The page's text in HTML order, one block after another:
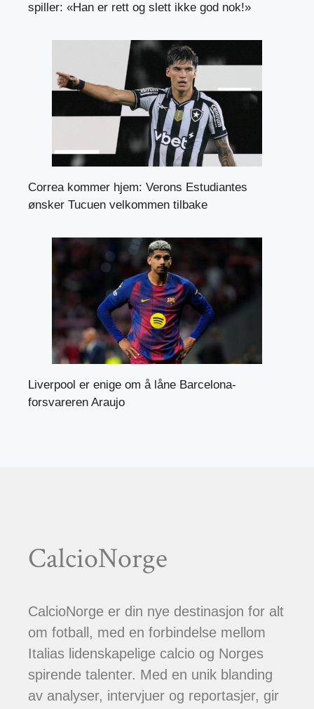
spiller: «Han er rett og slett ikke god nok!»
Correa kommer hjem: Verons Estudiantes
ønsker Tucuen velkommen tilbake
Liverpool er enige om å låne Barcelona-
forsvareren Araujo
CalcioNorge
CalcioNorge er din nye destinasjon for alt
om fotball, med en forbindelse mellom
Italias lidenskapelige calcio og Norges
spirende talenter. Med en unik blanding
av analyser, intervjuer og reportasjer, gir